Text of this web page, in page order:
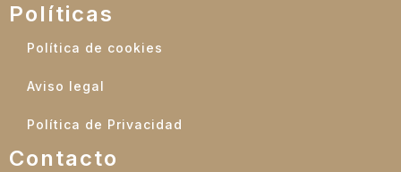
Políticas
Política de cookies
Aviso legal
Política de Privacidad
Contacto